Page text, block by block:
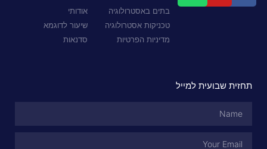
בתים באסטרולוגיה
טכניקות אסטרולוגיה
מדיניות הפרטיות
אודותי
שיעור לדוגמא
סדנאות
תחזית שבועית למייל